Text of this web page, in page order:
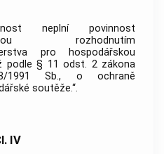
neplní povinnost
rozhodnutím
pro hospodářskou
podle § 11 odst. 2 zákona
1991 Sb., o ochraně
soutěže.“.
IV